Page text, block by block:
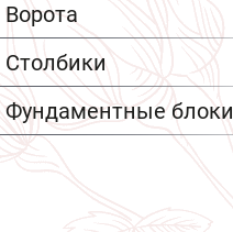
Ворота
Столбики
Фундаментные блоки